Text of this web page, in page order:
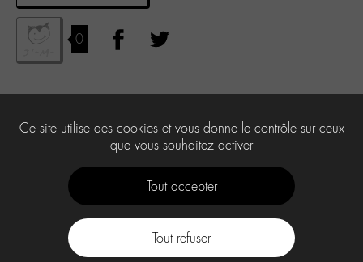
0
Ce site utilise des cookies et vous donne le contrôle sur ceux
que vous souhaitez activer
Tout accepter
Tout refuser